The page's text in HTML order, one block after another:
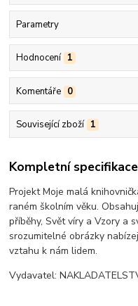
Parametry
Hodnocení 1
Komentáře 0
Související zboží 1
Kompletní specifikace
Projekt Moje malá
raném školním věku.
příběhy, Svět víry a Vzory a
srozumitelné obrázky
vztahu k nám lidem.
Vydavatel: